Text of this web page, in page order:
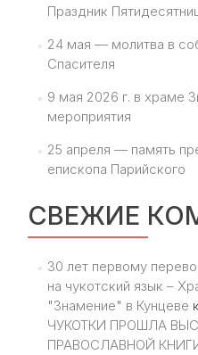
Праздник
24 мая — молитва в
Спасителя
9 мая 2026 г. в храме
мероприятия
25 апреля — память
епископа Парийского
СВЕЖИЕ
30 лет первому
на чукотский язык –
"Знамение" в Кунцеве
ЧУКОТКИ ПРОШЛА
ПРАВОСЛАВНОЙ